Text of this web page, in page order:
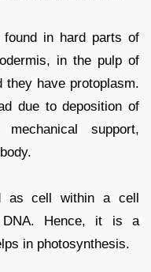
in hard parts of
in the pulp of
have protoplasm.
due to deposition of
support,
as cell within a cell
Hence, it is a
in photosynthesis.